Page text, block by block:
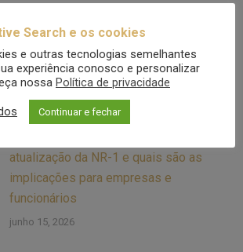
profissionais fracassam em algumas
empresas e performam melhor em
outras
julho 2, 2026
atualização da NR-1 e quais são as
implicações para empresas e
funcionários
junho 15, 2026
Search e os cookies
e outras tecnologias semelhantes
experiência conosco e personalizar
nossa Política de privacidade
Continuar e fechar